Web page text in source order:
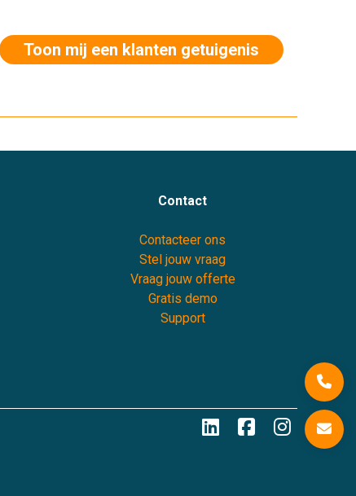
Toon mij een klanten getuigenis
Contact
Contacteer ons
Stel jouw vraag
Vraag jouw offerte
Gratis demo
Support